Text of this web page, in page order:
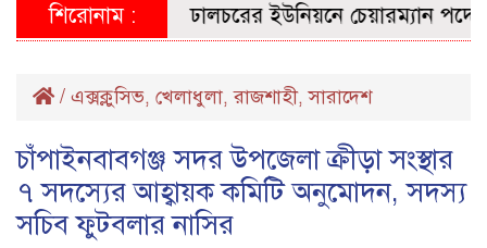
শিরোনাম : ঢালচরের ইউনিয়নে চেয়ারম্যান পদে
/ এক্সক্লুসিভ, খেলাধুলা,রাজশাহী,সারাদেশ
চাঁপাইনবাবগঞ্জ সদর উপজেলা ক্রীড়া সংস্থার
৭ সদস্যের আহ্বায়ক কমিটি অনুমোদন, সদস্য
সচিব ফুটবলার নাসির